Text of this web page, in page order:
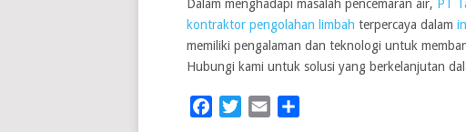
Dalam menghadapi masalah pencemaran air, PT
kontraktor pengolahan limbah terpercaya dalam
memiliki pengalaman dan teknologi untuk
Hubungi kami untuk solusi yang berkelanjutan
FacebookTwitterEmail